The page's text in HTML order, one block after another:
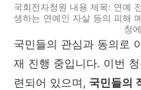
국회전자청원 내용 제목: 연예
생하는 연예인 자살 등의 피해
청
국민들의 관심과 동의로
재 진행 중입니다. 이번
련되어 있으며, 국민들의